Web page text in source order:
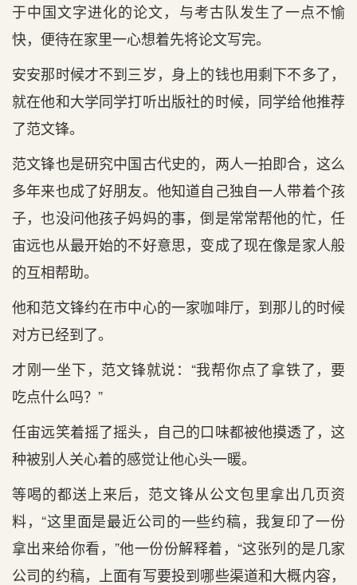
于中国文字进化的论文，与考古队发生了一点不愉
快，便待在家里一心想着先将论文写完。
安安那时候才不到三岁，身上的钱也用剩下不多了，
就在他和大学同学打听出版社的时候，同学给他推荐
了范文锋。
范文锋也是研究中国古代史的，两人一拍即合，这么
多年来也成了好朋友。他知道自己独自一人带着个孩
子，也没问他孩子妈妈的事，倒是常常帮他的忙，任
宙远也从最开始的不好意思，变成了现在像是家人般
的互相帮助。
他和范文锋约在市中心的一家咖啡厅，到那儿的时候
对方已经到了。
才刚一坐下，范文锋就说：“我帮你点了拿铁了，要
吃点什么吗？”
任宙远笑着摇了摇头，自己的口味都被他摸透了，这
种被别人关心着的感觉让他心头一暖。
等喝的都送上来后，范文锋从公文包里拿出几页资
料，“这里面是最近公司的一些约稿，我复印了一份
拿出来给你看，”他一份份解释着，“这张列的是几家
公司的约稿，上面有写要投到哪些渠道和大概内容，